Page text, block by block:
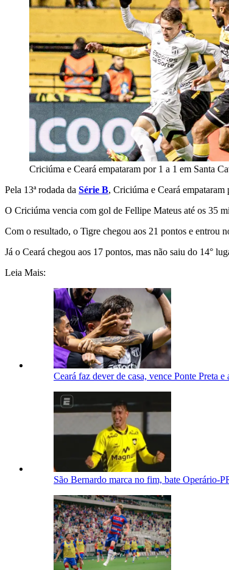
Criciúma e Ceará empataram por 1 a 1 em Santa
Pela 13ª rodada da Série B, Criciúma e Ceará
O Criciúma vencia com gol de Fellipe Mateus até os 35
Com o resultado, o Tigre chegou aos 21 pontos e entrou
Já o Ceará chegou aos 17 pontos, mas não saiu do 14°
Leia Mais:
Ceará faz dever de casa, vence Ponte Preta
São Bernardo marca no fim, bate Operário-